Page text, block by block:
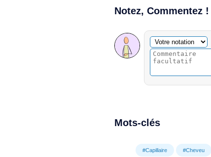
Notez, Commentez !
Commentaire facultatif
Votre notation
Mots-clés
#Capillaire #Cheveu